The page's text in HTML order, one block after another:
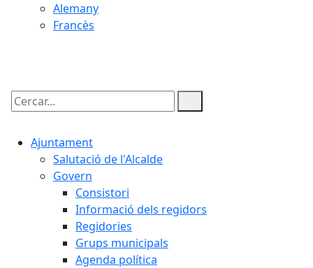
Alemany
Francès
Cercar:
Ajuntament
Salutació de l'Alcalde
Govern
Consistori
Informació dels regidors
Regidories
Grups municipals
Agenda política